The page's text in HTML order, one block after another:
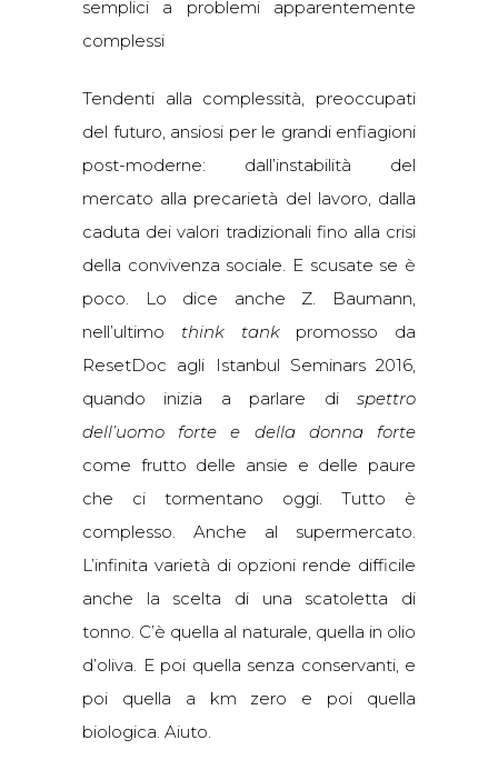
semplici a problemi apparentemente
complessi
Tendenti alla complessità, preoccupati
del futuro, ansiosi per le grandi enfiagioni
post-moderne: dall’instabilità del
mercato alla precarietà del lavoro, dalla
caduta dei valori tradizionali fino alla crisi
della convivenza sociale. E scusate se è
poco. Lo dice anche Z. Baumann,
nell’ultimo think tankpromosso da
ResetDoc agli Istanbul Seminars 2016,
quando inizia a parlare di spettro
dell’uomo forte
e della donna forte
come frutto delle ansie e delle paure
che ci tormentano oggi. Tutto è
complesso. Anche al supermercato.
L’infinita varietà di opzioni rende difficile
anche la scelta di una scatoletta di
tonno. C’è quella al naturale, quella in olio
d’oliva. E poi quella senza conservanti, e
poi quella a km zero e poi quella
biologica. Aiuto.